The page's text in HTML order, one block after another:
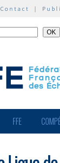
Contact |
FFE